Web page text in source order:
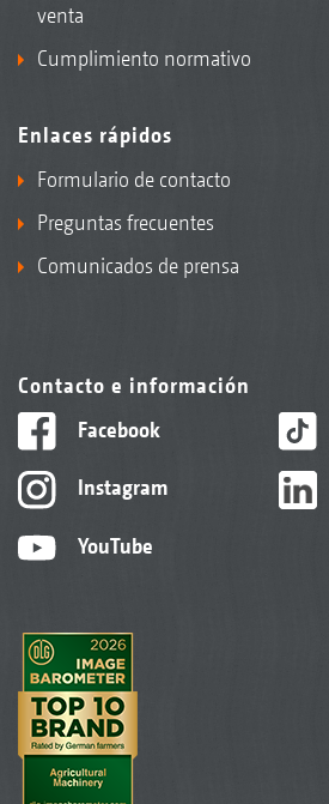
venta
Cumplimiento normativo
Enlaces rápidos
Formulario de contacto
Preguntas frecuentes
Comunicados de prensa
Contacto e información
Facebook
Instagram
YouTube